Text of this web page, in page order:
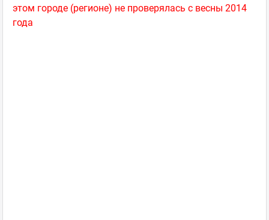
этом городе (регионе) не проверялась с весны 2014
года